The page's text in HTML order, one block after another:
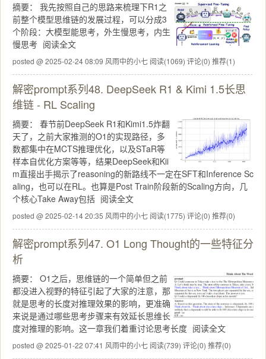
摘要： 我先按照自己的思路来梳理下R1之
前整个模型思维链的发展过程，可以分成3
个阶段：大模型能思考，外生慢思考，内生
慢思考 阅读全文
posted @ 2025-02-24 08:09 风雨中的小七 阅读(1069) 评论(0) 推荐(1)
解密prompt系列48. DeepSeek R1 & Kimi 1.5长思
维链 - RL Scaling
摘要： 春节前DeepSeek R1和Kimi1.5炸翻
天了，之前大家推测的O1的实现路径，多
数都集中在MCTS推理优化，以及STaR等
样本自优化方案等等，结果DeepSeek和Kii
m直接出手揭示了reasoning的新路线不一定在SFT和Inference Sc
aling，也可以在RL。也算是Post Train阶段新的Scaling方向，几
个核心Take Away包括 阅读全文
posted @ 2025-02-14 20:35 风雨中的小七 阅读(1775) 评论(0) 推荐(0)
解密prompt系列47. O1 Long Thought的一些特征分
析
摘要： O1之后，思维链的一个简单但之前
都没进入视野的特征引起了大家的注意，那
就是思考的长度对推理效果的影响，更准确
来说是通过哪些思考步骤来有效延长思维长
度对推理的影响。这一章我们着重讨论思考长度 阅读全文
posted @ 2025-01-22 07:41 风雨中的小七 阅读(739) 评论(0) 推荐(0)